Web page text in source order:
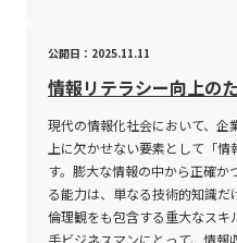
る。 ここでは、若手ビジネスパ
い訓練方法と、実践する際の注
いのが、結論と根拠をセットで
メンバーに報告する際は、「
うに判断したか」「その判断の
整理して伝える。 たとえば、
報告するだけでは、相手は状
程が予定より3日遅れている。
であり、影響範囲はテスト開
連の流れは、しばしば「アナロ
「隠れた法則」を応用すること
え、またそれを応用するための
ている。 現代においては、情報があふれ、可視化依存社会と呼ば
れる状況が進行している。イン
より、大量のデータやコンテ
くは表面的な情報に過ぎず、
ような社会においては、単にデ
識を暗記して活用するのではな
拠のある主張を構築するプロセ
ゆるビジネスシーンで重要視さ
「ロジカル・シンキング」とも
ションといった基本的な考え
的な事象から一般的な法則を
から合理的な結論を引き出しま
公開日：2025.11.11
情報リテラシー向上の
現代の情報化社会において、
上に欠かせない要素として「
す。膨大な情報の中から正確
る能力は、単なる技術的知識
倫理観をも包含する重大なス
手ビジネスマンにとって、情報